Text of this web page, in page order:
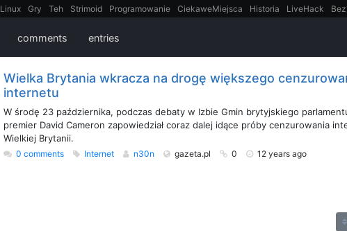
Linux Gry Teh Strimoid Programowanie CiekaweMiejsca Historia LiveHack
comments entries
Wielka Brytania wkracza na drogę większego
internetu
W środę 23 października, podczas debaty w Izbie Gmin brytyjskiego
premier David Cameron zapowiedział coraz dalej idące próby cenzurowania
Wielkiej Brytanii.
0 comments Internet n30n gazeta.pl 0 12 years ago